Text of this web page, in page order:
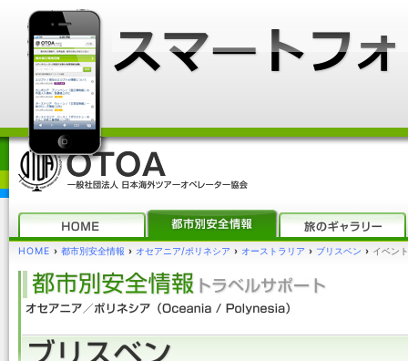
HOME › 都市別安全情報 › オセアニア/ポリネシア › オーストラリア › ブリスベン › イベン